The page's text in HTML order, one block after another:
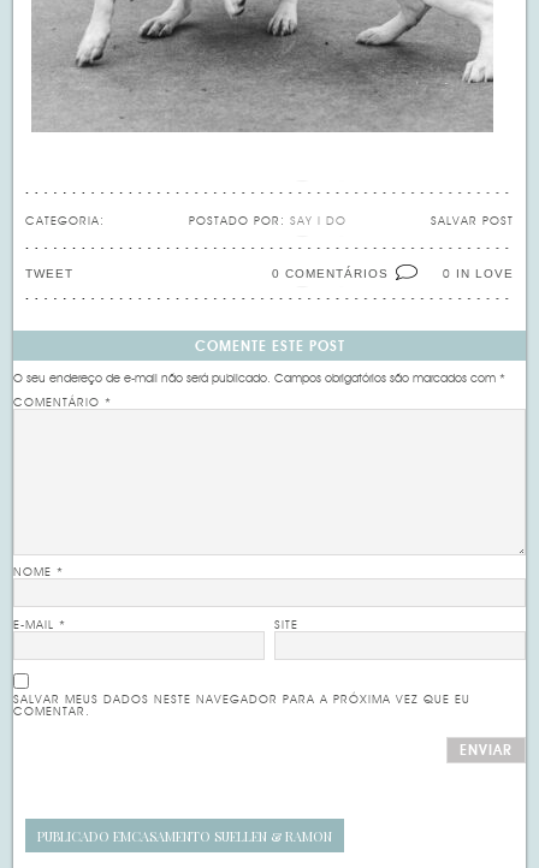
CATEGORIA: SALVAR POST
POSTADO POR: SAY I DO
0 IN LOVE
0 COMENTÁRIOS
TWEET
COMENTE ESTE POST
O seu endereço de e-mail não será publicado. Campos obrigatórios são marcados com*
COMENTÁRIO*
NOME*
E-MAIL* SITE
SALVAR MEUS DADOS NESTE NAVEGADOR PARA A PRÓXIMA VEZ QUE EU
COMENTAR.
PUBLICADO EMCASAMENTO SUELLEN & RAMON